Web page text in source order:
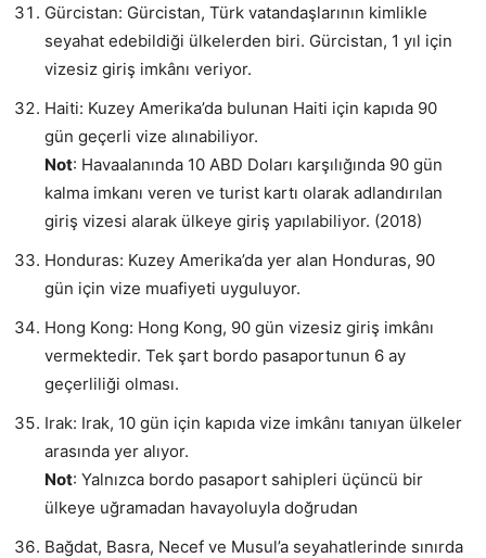
Gürcistan: Gürcistan, Türk vatandaşlarının kimlikle
seyahat edebildiği ülkelerden biri. Gürcistan, 1 yıl için
vizesiz giriş imkânı veriyor.
Haiti: Kuzey Amerika’da bulunan Haiti için kapıda 90
gün geçerli vize alınabiliyor.
Not: Havaalanında 10 ABD Doları karşılığında 90 gün
kalma imkanı veren ve turist kartı olarak adlandırılan
giriş vizesi alarak ülkeye giriş yapılabiliyor. (2018)
Honduras: Kuzey Amerika’da yer alan Honduras, 90
gün için vize muafiyeti uyguluyor.
Hong Kong: Hong Kong, 90 gün vizesiz giriş imkânı
vermektedir. Tek şart bordo pasaportunun 6 ay
geçerliliği olması.
Irak: Irak, 10 gün için kapıda vize imkânı tanıyan ülkeler
arasında yer alıyor.
Not: Yalnızca bordo pasaport sahipleri üçüncü bir
ülkeye uğramadan havayoluyla doğrudan
Bağdat, Basra, Necef ve Musul’a seyahatlerinde sınırda